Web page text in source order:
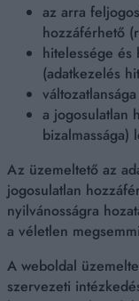
az arra
hozzáférhető
hitelessége és
(adatkezelés
a jogosulatlan
bizalmassága)
Az üzemeltető az
jogosulatlan
nyilvánosságra
a véletlen
A weboldal
szervezeti